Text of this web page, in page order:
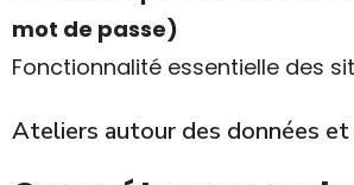
mot de passe)
Fonctionnalité essentielle des
Ateliers autour des données